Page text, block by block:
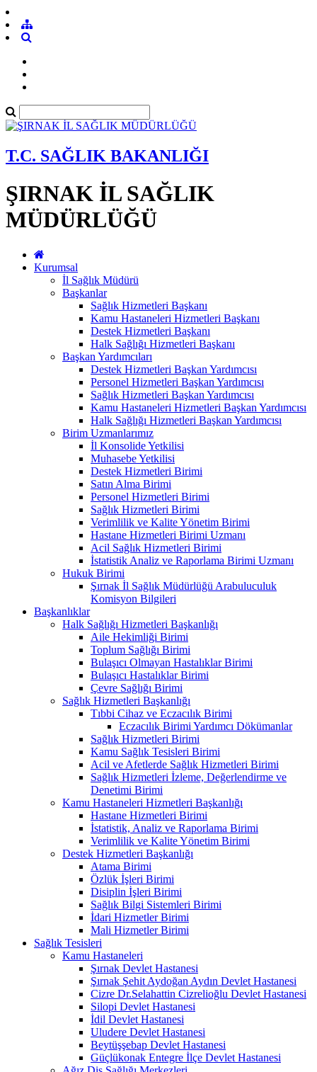
T.C. SAĞLIK BAKANLIĞI
ŞIRNAK İL SAĞLIK
MÜDÜRLÜĞÜ
Kurumsal
İl Sağlık Müdürü
Başkanlar
Sağlık Hizmetleri Başkanı
Kamu Hastaneleri Hizmetleri Başkanı
Destek Hizmetleri Başkanı
Halk Sağlığı Hizmetleri Başkanı
Başkan Yardımcıları
Destek Hizmetleri Başkan Yardımcısı
Personel Hizmetleri Başkan Yardımcısı
Sağlık Hizmetleri Başkan Yardımcısı
Kamu Hastaneleri Hizmetleri Başkan Yardımcısı
Halk Sağlığı Hizmetleri Başkan Yardımcısı
Birim Uzmanlarımız
İl Konsolide Yetkilisi
Muhasebe Yetkilisi
Destek Hizmetleri Birimi
Satın Alma Birimi
Personel Hizmetleri Birimi
Sağlık Hizmetleri Birimi
Verimlilik ve Kalite Yönetim Birimi
Hastane Hizmetleri Birimi Uzmanı
Acil Sağlık Hizmetleri Birimi
İstatistik Analiz ve Raporlama Birimi Uzmanı
Hukuk Birimi
Şırnak İl Sağlık Müdürlüğü Arabuluculuk
Komisyon Bilgileri
Başkanlıklar
Halk Sağlığı Hizmetleri Başkanlığı
Aile Hekimliği Birimi
Toplum Sağlığı Birimi
Bulaşıcı Olmayan Hastalıklar Birimi
Bulaşıcı Hastalıklar Birimi
Çevre Sağlığı Birimi
Sağlık Hizmetleri Başkanlığı
Tıbbi Cihaz ve Eczacılık Birimi
Eczacılık Birimi Yardımcı Dökümanlar
Sağlık Hizmetleri Birimi
Kamu Sağlık Tesisleri Birimi
Acil ve Afetlerde Sağlık Hizmetleri Birimi
Sağlık Hizmetleri İzleme, Değerlendirme ve
Denetimi Birimi
Kamu Hastaneleri Hizmetleri Başkanlığı
Hastane Hizmetleri Birimi
İstatistik, Analiz ve Raporlama Birimi
Verimlilik ve Kalite Yönetim Birimi
Destek Hizmetleri Başkanlığı
Atama Birimi
Özlük İşleri Birimi
Disiplin İşleri Birimi
Sağlık Bilgi Sistemleri Birimi
İdari Hizmetler Birimi
Mali Hizmetler Birimi
Sağlık Tesisleri
Kamu Hastaneleri
Şırnak Devlet Hastanesi
Şırnak Şehit Aydoğan Aydın Devlet Hastanesi
Cizre Dr.Selahattin Cizrelioğlu Devlet Hastanesi
Silopi Devlet Hastanesi
İdil Devlet Hastanesi
Uludere Devlet Hastanesi
Beytüşşebap Devlet Hastanesi
Güçlükonak Entegre İlçe Devlet Hastanesi